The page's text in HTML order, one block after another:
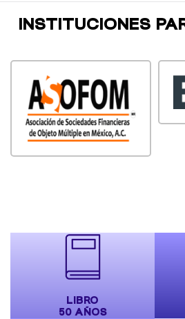
INSTITUCIONES
LIBRO
50 AÑOS